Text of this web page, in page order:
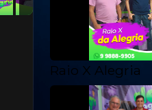
Raio X Alegria